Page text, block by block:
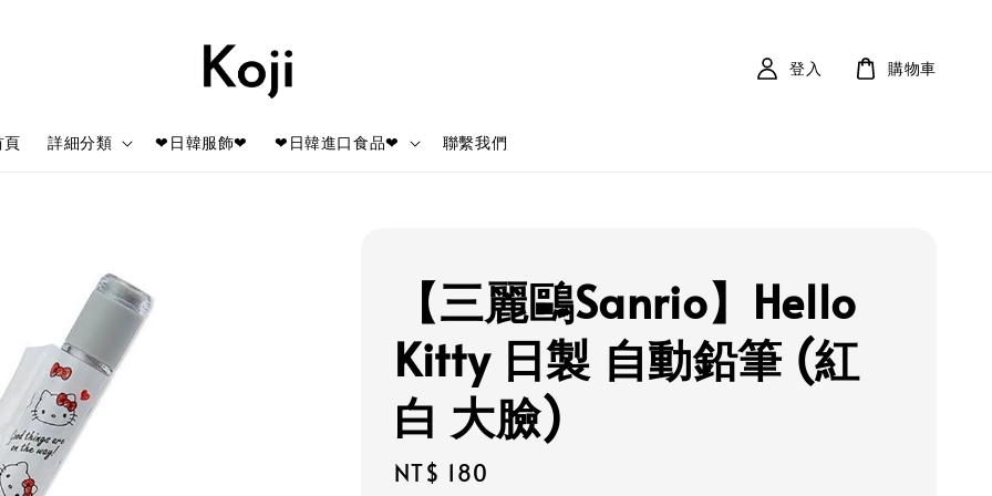
頁 詳細分類 ❤日韓服飾❤ ❤日韓進口食品❤ 聯繫我們
登入 購物車
【三麗鷗Sanrio】Hello
Kitty 日製 自動鉛筆 (紅
白 大臉)
Regular
NT$ 180